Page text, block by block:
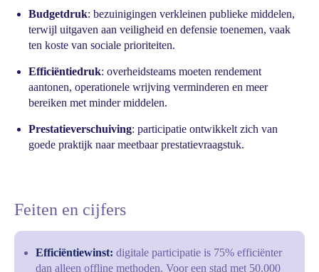
Budgetdruk: bezuinigingen verkleinen publieke middelen,
terwijl uitgaven aan veiligheid en defensie toenemen, vaak
ten koste van sociale prioriteiten.
Efficiëntiedruk: overheidsteams moeten rendement
aantonen, operationele wrijving verminderen en meer
bereiken met minder middelen.
Prestatieverschuiving: participatie ontwikkelt zich van
goede praktijk naar meetbaar prestatievraagstuk.
Feiten en cijfers
Efficiëntiewinst: digitale participatie is 75% efficiënter
dan alleen offline methoden. Voor een stad met 50.000